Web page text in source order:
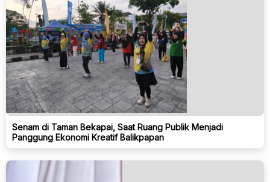
Senam di Taman Bekapai, Saat Ruang Publik Menjadi
Panggung Ekonomi Kreatif Balikpapan